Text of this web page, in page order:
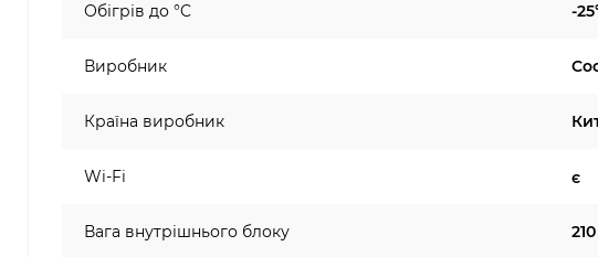
Обігрів до °C -
Виробник
Країна виробник
Wi-Fi є
Вага внутрішнього блоку